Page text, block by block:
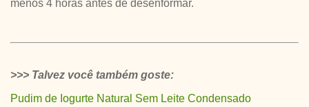
menos 4 horas antes de desenformar.
>>> Talvez você também goste:
Pudim de Iogurte Natural Sem Leite Condensado